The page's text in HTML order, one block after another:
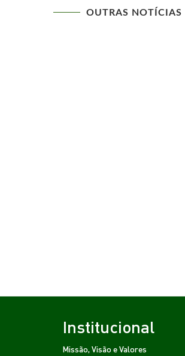
OUTRAS NOTÍCIAS
Institucional
Missão, Visão e Valores